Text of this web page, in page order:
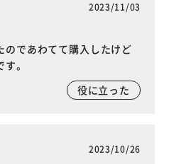
2023/11/03
のであわてて購入したけど
。
役に立った
2023/10/26